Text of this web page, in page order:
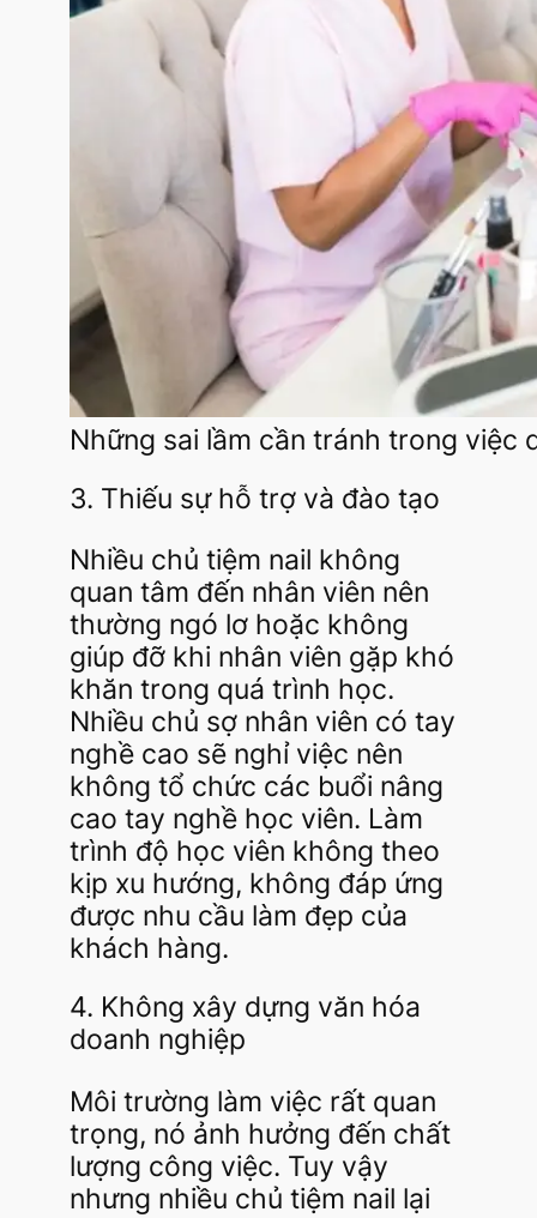
Những sai lầm cần tránh trong việc
3. Thiếu sự hỗ trợ và đào tạo
Nhiều chủ tiệm nail không
quan tâm đến nhân viên nên
thường ngó lơ hoặc không
giúp đỡ khi nhân viên gặp khó
khăn trong quá trình học.
Nhiều chủ sợ nhân viên có tay
nghề cao sẽ nghỉ việc nên
không tổ chức các buổi nâng
cao tay nghề học viên. Làm
trình độ học viên không theo
kịp xu hướng, không đáp ứng
được nhu cầu làm đẹp của
khách hàng.
4. Không xây dựng văn hóa
doanh nghiệp
Môi trường làm việc rất quan
trọng, nó ảnh hưởng đến chất
lượng công việc. Tuy vậy
nhưng nhiều chủ tiệm nail lại